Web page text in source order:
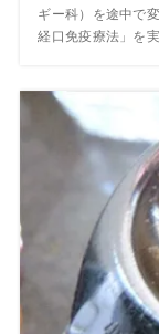
ギー科）を途中で
経口免疫療法」を